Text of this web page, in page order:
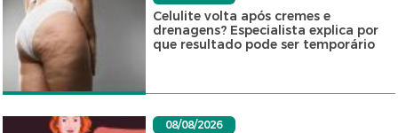
Celulite volta após cremes e
drenagens? Especialista explica por
que resultado pode ser temporário
08/08/2026